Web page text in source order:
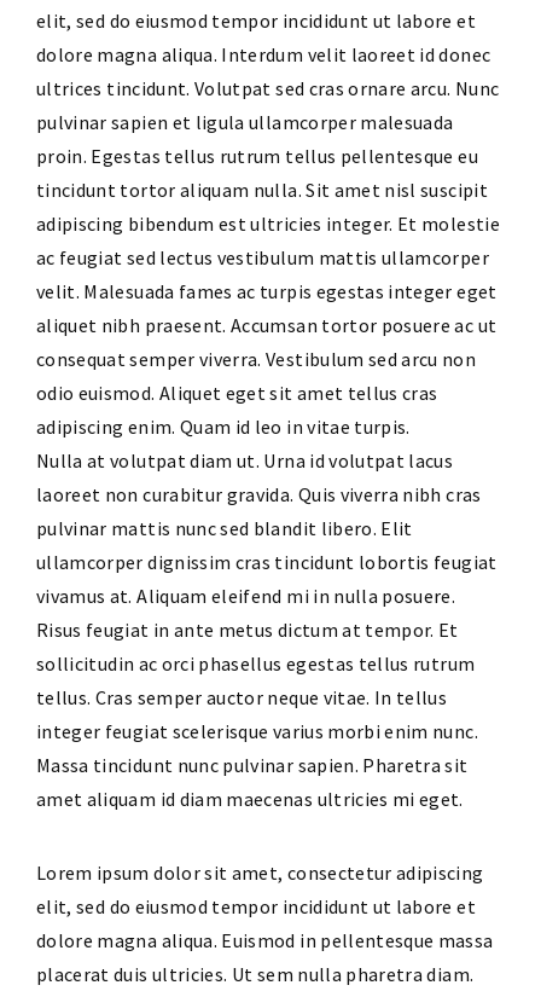
elit, sed do eiusmod tempor incididunt ut labore et
dolore magna aliqua. Interdum velit laoreet id donec
ultrices tincidunt. Volutpat sed cras ornare arcu. Nunc
pulvinar sapien et ligula ullamcorper malesuada
proin. Egestas tellus rutrum tellus pellentesque eu
tincidunt tortor aliquam nulla. Sit amet nisl suscipit
adipiscing bibendum est ultricies integer. Et molestie
ac feugiat sed lectus vestibulum mattis ullamcorper
velit. Malesuada fames ac turpis egestas integer eget
aliquet nibh praesent. Accumsan tortor posuere ac ut
consequat semper viverra. Vestibulum sed arcu non
odio euismod. Aliquet eget sit amet tellus cras
adipiscing enim. Quam id leo in vitae turpis.
Nulla at volutpat diam ut. Urna id volutpat lacus
laoreet non curabitur gravida. Quis viverra nibh cras
pulvinar mattis nunc sed blandit libero. Elit
ullamcorper dignissim cras tincidunt lobortis feugiat
vivamus at. Aliquam eleifend mi in nulla posuere.
Risus feugiat in ante metus dictum at tempor. Et
sollicitudin ac orci phasellus egestas tellus rutrum
tellus. Cras semper auctor neque vitae. In tellus
integer feugiat scelerisque varius morbi enim nunc.
Massa tincidunt nunc pulvinar sapien. Pharetra sit
amet aliquam id diam maecenas ultricies mi eget.
Lorem ipsum dolor sit amet, consectetur adipiscing
elit, sed do eiusmod tempor incididunt ut labore et
dolore magna aliqua. Euismod in pellentesque massa
placerat duis ultricies. Ut sem nulla pharetra diam.